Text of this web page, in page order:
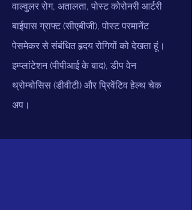
वाल्वुलर रोग, अतालता, पोस्ट कोरोनरी आर्टरी
बाईपास ग्राफ्ट (सीएबीजी), पोस्ट परमानेंट
पेसमेकर से संबंधित हृदय रोगियों को देखता हूं।
इम्प्लांटेशन (पीपीआई के बाद), डीप वेन
थ्रोम्बोसिस (डीवीटी) और प्रिवेंटिव हेल्थ चेक
अप।